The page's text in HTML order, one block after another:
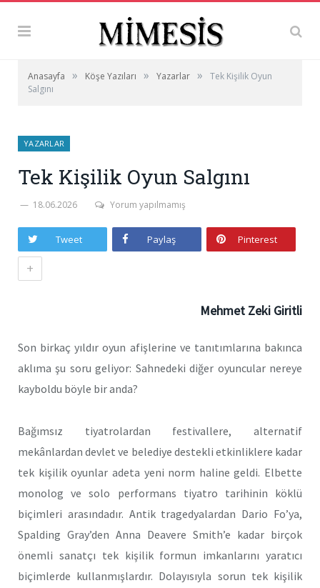
Anasayfa » Köşe Yazıları » Yazarlar »
Tek Kişilik Oyun
Salgını
YAZARLAR
Tek Kişilik Oyun Salgını
18.06.2026 Yorum yapılmamış
Tweet Paylaş Pinterest
+
Mehmet Zeki Giritli
Son birkaç yıldır oyun afişlerine ve tanıtımlarına bakınca
aklıma şu soru geliyor: Sahnedeki diğer oyuncular nereye
kayboldu böyle bir anda?
Bağımsız tiyatrolardan festivallere, alternatif
mekânlardan devlet ve belediye destekli etkinliklere kadar
tek kişilik oyunlar adeta yeni norm haline geldi. Elbette
monolog ve solo performans tiyatro tarihinin köklü
biçimleri arasındadır. Antik tragedyalardan Dario Fo’ya,
Spalding Gray’den Anna Deavere Smith’e kadar birçok
önemli sanatçı tek kişilik formun imkanlarını yaratıcı
biçimlerde kullanmışlardır. Dolayısıyla sorun tek kişilik